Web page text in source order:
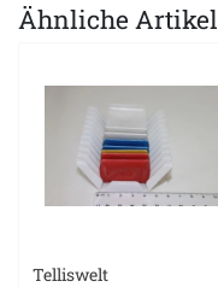
Ähnliche Artikel
Telliswelt